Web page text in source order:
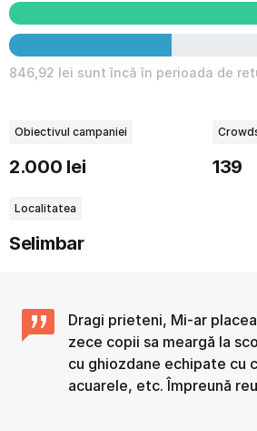
846,92 lei sunt încă în perioada de
Obiectivul campaniei
2.000 lei 139
Localitatea
Selimbar
Dragi prieteni, Mi-ar
zece copii sa meargă la
cu ghiozdane echipate cu
acuarele, etc. Împreună